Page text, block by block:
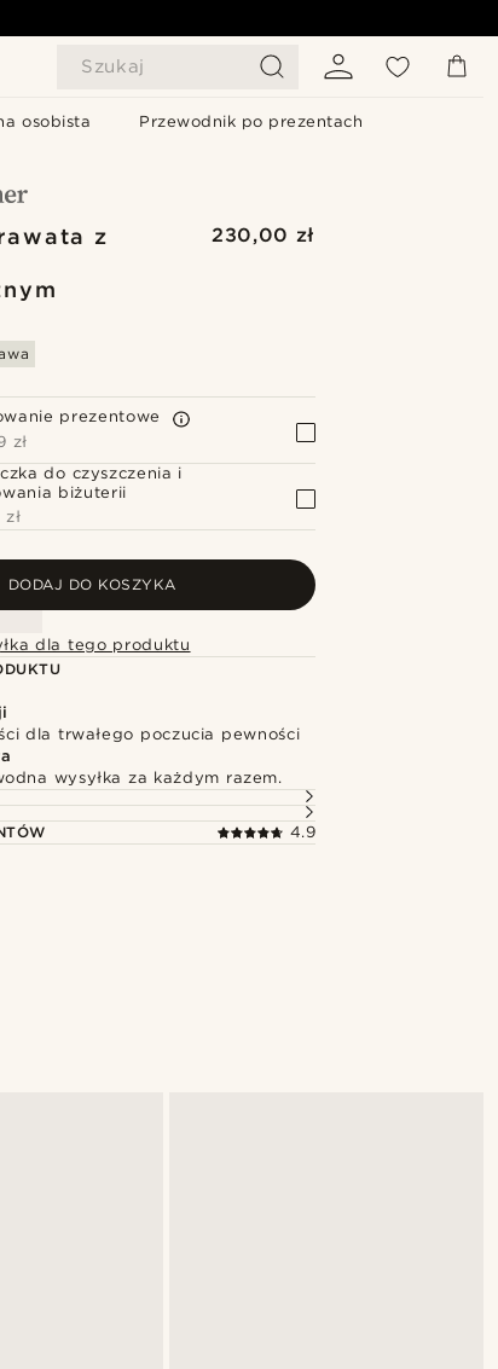
Szukaj
osobista Przewodnik po prezentach
z
230,00 zł
prezentowe
zł
do czyszczenia i
biżuterii
zł
DODAJ DO KOSZYKA
dla tego produktu
dla trwałego poczucia pewności
wysyłka za każdym razem.
4.9